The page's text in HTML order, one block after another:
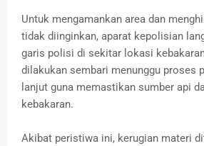
Untuk mengamankan area dan
tidak diinginkan, aparat kepolisian
garis polisi di sekitar lokasi
dilakukan sembari menunggu proses
lanjut guna memastikan sumber api
kebakaran.
Akibat peristiwa ini, kerugian materi